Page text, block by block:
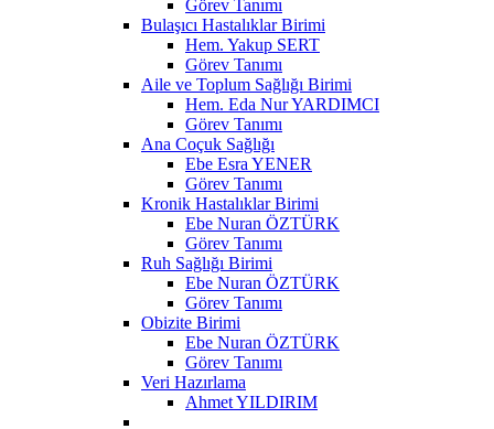
Görev Tanımı
Bulaşıcı Hastalıklar Birimi
Hem. Yakup SERT
Görev Tanımı
Aile ve Toplum Sağlığı Birimi
Hem. Eda Nur YARDIMCI
Görev Tanımı
Ana Coçuk Sağlığı
Ebe Esra YENER
Görev Tanımı
Kronik Hastalıklar Birimi
Ebe Nuran ÖZTÜRK
Görev Tanımı
Ruh Sağlığı Birimi
Ebe Nuran ÖZTÜRK
Görev Tanımı
Obizite Birimi
Ebe Nuran ÖZTÜRK
Görev Tanımı
Veri Hazırlama
Ahmet YILDIRIM